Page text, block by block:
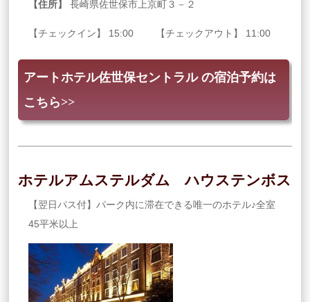
【住所】 長崎県佐世保市上京町３－２
【チェックイン】 15:00 【チェックアウト】 11:00
アートホテル佐世保セントラル の宿泊予約は
こちら>>
ホテルアムステルダム ハウステンボス
【翌日パス付】パーク内に滞在できる唯一のホテル♪全室
45平米以上